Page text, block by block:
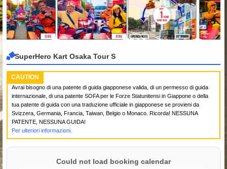
SuperHero Kart Osaka Tour S
CAUTION
Avrai bisogno di una patente di guida giapponese valida, di un permesso di guida
internazionale, di una patente SOFA per le Forze Statunitensi in Giappone o della
tua patente di guida con una traduzione ufficiale in giapponese se provieni da
Svizzera, Germania, Francia, Taiwan, Belgio o Monaco. Ricorda! NESSUNA
PATENTE, NESSUNA GUIDA!
Per ulteriori informazioni.
Could not load booking calendar